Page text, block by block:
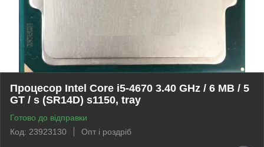
Процесор Intel Core i5-4670 3.40 GHz / 6 MB / 5
GT / s (SR14D) s1150, tray
Готово до відправки
Код: 23923130
Опт і роздріб